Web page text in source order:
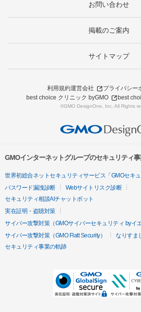
お問い合わせ
掲載のご案内
サイトマップ
利用規約運営会社
プライバシー
best choice クリニック byGMO
best
©GMO DesignOne, Inc. All Rights
GMOインターネットグループのセキュリティ
世界初総合ネットセキュリティサービス「GMOセキュ
パスワード漏洩診断
Webサイトリスク診断
セキュリティ相談AIチャットボット
実在証明・盗聴対策
サイバー攻撃対策（GMOサイバーセキュリティ byイエ
サイバー攻撃対策（GMO Flatt Security）
なりすま
セキュリティ事業の軌跡